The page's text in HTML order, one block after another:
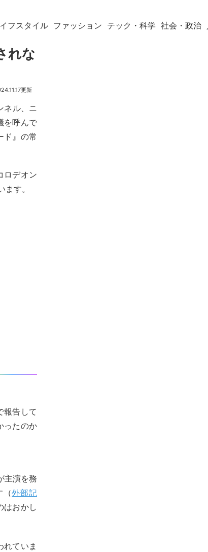
フスタイル ファッション テック・科学 社会・政治
れな
ネル、ニ
を呼んで
ド』の常
ロデオン
す。
報告して
ったのか
主演を務
（外部記
はおかし
ていま